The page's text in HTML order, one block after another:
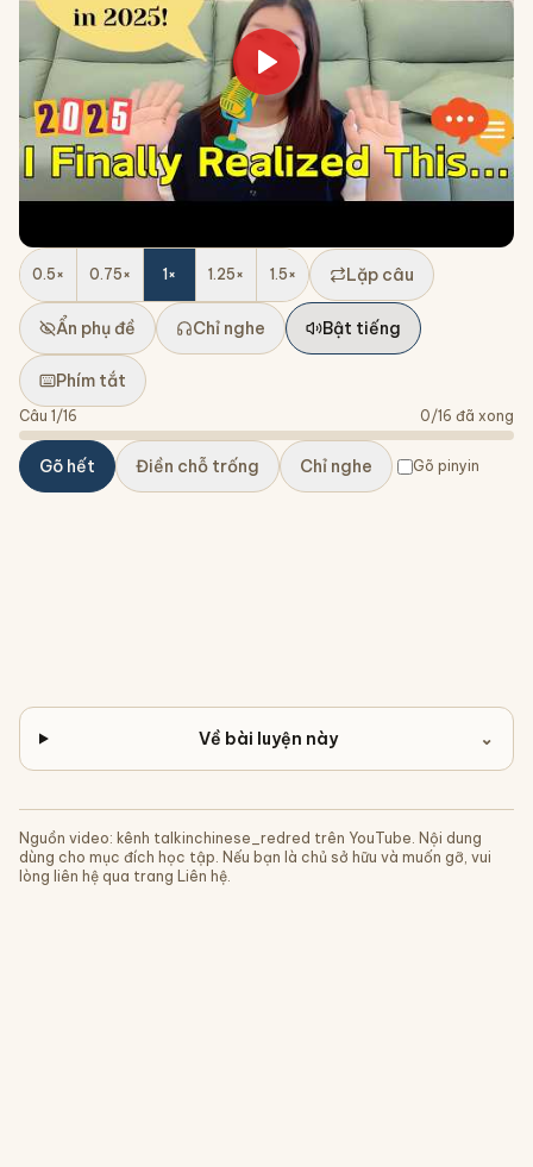
0.5× 0.75× 1 × 1.25× 1.5× Lặp câu
Ẩn phụ đề Chỉ nghe Bật tiếng
Phím tắt
Câu 1 /16 0/16 đã xong
Gõ hết Điền chỗ trống Chỉ nghe Gõ pinyin
Về bài luyện này ⌄
Nguồn video: kênh talkinchinese_redred trên YouTube. Nội dung
dùng cho mục đích học tập. Nếu bạn là chủ sở hữu và muốn gỡ, vui
lòng liên hệ qua trang Liên hệ.